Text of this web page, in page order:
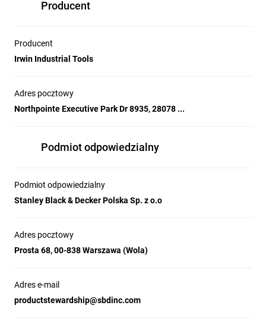
Producent
Producent
Irwin Industrial Tools
Adres pocztowy
Northpointe Executive Park Dr 8935, 28078 ...
Podmiot odpowiedzialny
Podmiot odpowiedzialny
Stanley Black & Decker Polska Sp. z o.o
Adres pocztowy
Prosta 68, 00-838 Warszawa (Wola)
Adres e-mail
productstewardship@sbdinc.com